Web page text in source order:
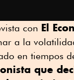
con El
a la
en tiempos
que